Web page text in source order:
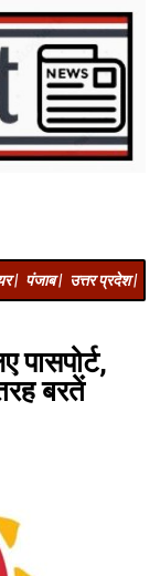
| पंजाब | उत्तर प्रदेश |
बरतें